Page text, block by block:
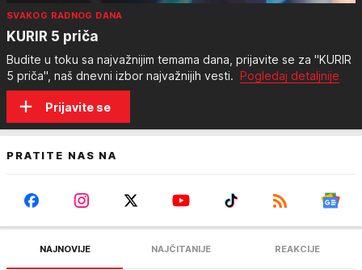
SVAKOG RADNOG DANA
KURIR 5 priča
Budite u toku sa najvažnijim temama dana, prijavite se za "KURIR
5 priča", naš dnevni izbor najvažnijih vesti. Pogledaj detaljnije
Prijavite se
PRATITE NAS NA
NAJNOVIJE NAJČITANIJE REAKCIJE